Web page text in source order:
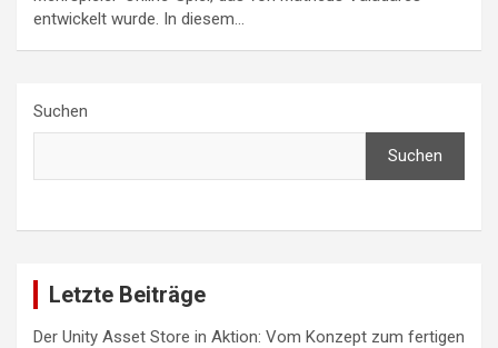
entwickelt wurde. In diesem…
Suchen
Suchen
Letzte Beiträge
Der Unity Asset Store in Aktion: Vom Konzept zum fertigen